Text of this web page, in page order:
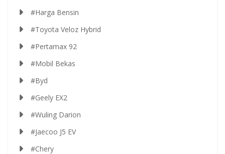
#Harga Bensin
#Toyota Veloz Hybrid
#Pertamax 92
#Mobil Bekas
#Byd
#Geely EX2
#Wuling Darion
#Jaecoo J5 EV
#Chery